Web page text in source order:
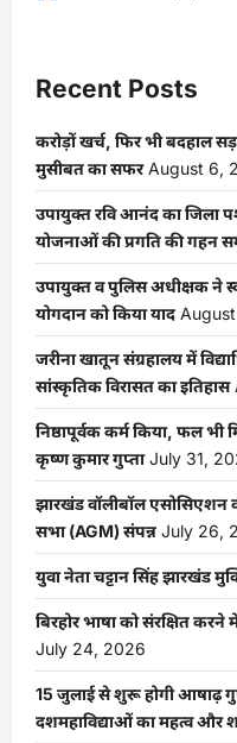
Recent Posts
करोड़ों खर्च, फिर भी बदहाल
मुसीबत का सफर August 6,
उपायुक्त रवि आनंद का जिला
योजनाओं की प्रगति की गहन
उपायुक्त व पुलिस अधीक्षक ने
योगदान को किया याद
जरीना खातून संग्रहालय में
सांस्कृतिक विरासत का इतिहास
निष्ठापूर्वक कर्म किया, फल भी
कृष्ण कुमार गुप्ता July 31,
झारखंड वॉलीबॉल एसोसिएशन
सभा (AGM) संपन्न July 26,
युवा नेता चट्टान सिंह झारखंड
बिरहोर भाषा को संरक्षित करने
July 24, 2026
15 जुलाई से शुरू होगी आषाढ़
दशमहाविद्याओं का महत्व और